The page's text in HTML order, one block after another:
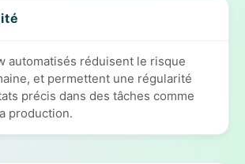
automatisés réduisent le risque
et permettent une régularité
précis dans des tâches comme
production.